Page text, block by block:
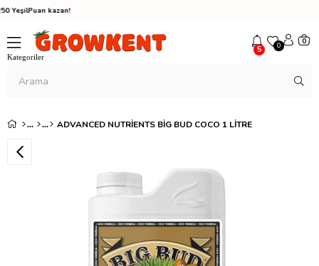
kazan!
5 0 0
ADVANCED NUTRIENTS BIG BUD COCO 1 LITRE